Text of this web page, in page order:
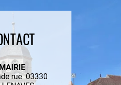
rue 03330